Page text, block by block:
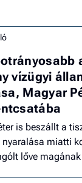
vízügyi
Magyar
is beszállt a
nyaralása miatti
lőve